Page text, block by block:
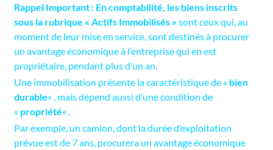
Rappel Important : En comptabilité, les biens inscrits
sous la rubrique « Actifs Immobilisés » sont ceux qui, au
moment de leur mise en service, sont destinés à procurer
un avantage économique à l’entreprise qui en est
propriétaire, pendant plus d’un an.
Une immobilisation présente la caractéristique de « bien
durable« , mais dépend aussi d’une condition de
« propriété« .
Par exemple, un camion, dont la durée d’exploitation
prévue est de 7 ans, procurera un avantage économique